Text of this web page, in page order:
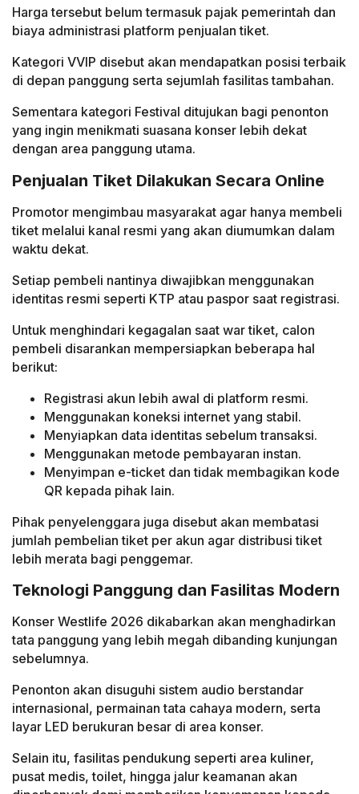
Harga tersebut belum termasuk pajak pemerintah dan
biaya administrasi platform penjualan tiket.
Kategori VVIP disebut akan mendapatkan posisi terbaik
di depan panggung serta sejumlah fasilitas tambahan.
Sementara kategori Festival ditujukan bagi penonton
yang ingin menikmati suasana konser lebih dekat
dengan area panggung utama.
Penjualan Tiket Dilakukan Secara Online
Promotor mengimbau masyarakat agar hanya membeli
tiket melalui kanal resmi yang akan diumumkan dalam
waktu dekat.
Setiap pembeli nantinya diwajibkan menggunakan
identitas resmi seperti KTP atau paspor saat registrasi.
Untuk menghindari kegagalan saat war tiket, calon
pembeli disarankan mempersiapkan beberapa hal
berikut:
Registrasi akun lebih awal di platform resmi.
Menggunakan koneksi internet yang stabil.
Menyiapkan data identitas sebelum transaksi.
Menggunakan metode pembayaran instan.
Menyimpan e-ticket dan tidak membagikan kode
QR kepada pihak lain.
Pihak penyelenggara juga disebut akan membatasi
jumlah pembelian tiket per akun agar distribusi tiket
lebih merata bagi penggemar.
Teknologi Panggung dan Fasilitas Modern
Konser Westlife 2026 dikabarkan akan menghadirkan
tata panggung yang lebih megah dibanding kunjungan
sebelumnya.
Penonton akan disuguhi sistem audio berstandar
internasional, permainan tata cahaya modern, serta
layar LED berukuran besar di area konser.
Selain itu, fasilitas pendukung seperti area kuliner,
pusat medis, toilet, hingga jalur keamanan akan